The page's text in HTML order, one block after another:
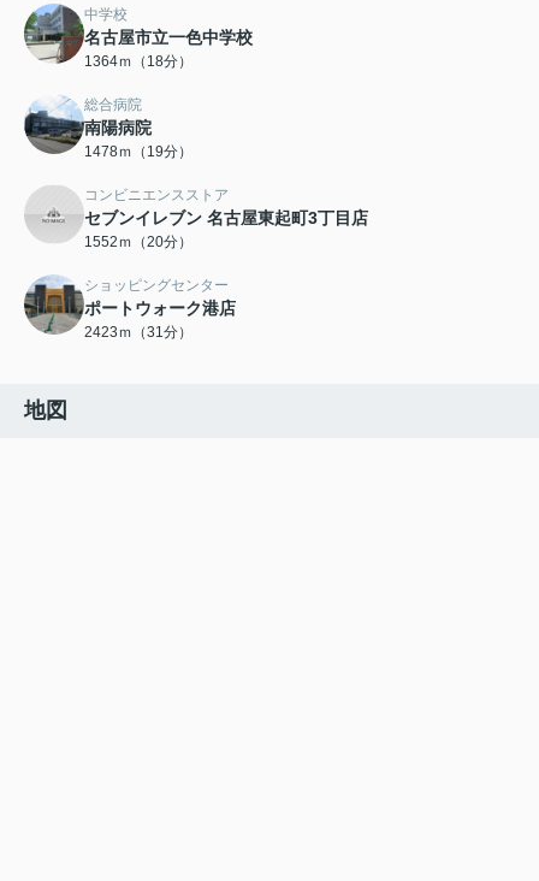
中学校
名古屋市立一色中学校
1364ｍ（18分）
総合病院
南陽病院
1478ｍ（19分）
コンビニエンスストア
セブンイレブン 名古屋東起町3丁目店
1552ｍ（20分）
ショッピングセンター
ポートウォーク港店
2423ｍ（31分）
地図